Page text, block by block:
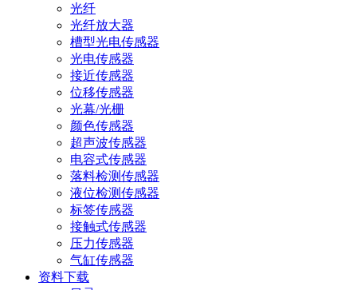
光纤
光纤放大器
槽型光电传感器
光电传感器
接近传感器
位移传感器
光幕/光栅
颜色传感器
超声波传感器
电容式传感器
落料检测传感器
液位检测传感器
标签传感器
接触式传感器
压力传感器
气缸传感器
资料下载